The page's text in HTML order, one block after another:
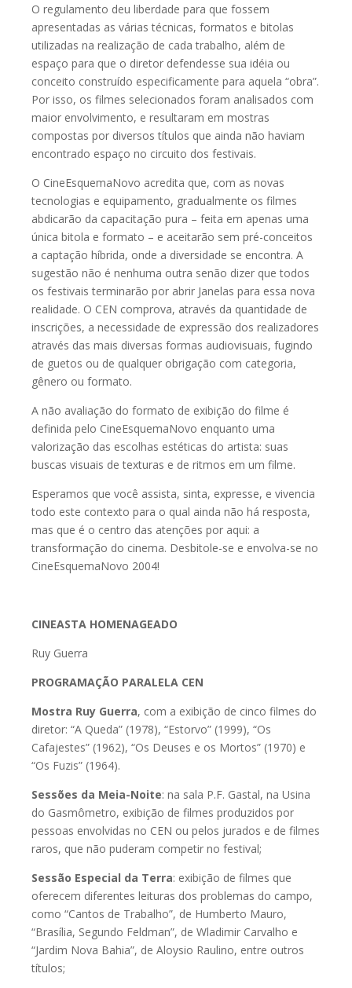
O regulamento deu liberdade para que fossem
apresentadas as várias técnicas, formatos e bitolas
utilizadas na realização de cada trabalho, além de
espaço para que o diretor defendesse sua idéia ou
conceito construído especificamente para aquela “obra”.
Por isso, os filmes selecionados foram analisados com
maior envolvimento, e resultaram em mostras
compostas por diversos títulos que ainda não haviam
encontrado espaço no circuito dos festivais.
O CineEsquemaNovo acredita que, com as novas
tecnologias e equipamento, gradualmente os filmes
abdicarão da capacitação pura – feita em apenas uma
única bitola e formato – e aceitarão sem pré-conceitos
a captação híbrida, onde a diversidade se encontra. A
sugestão não é nenhuma outra senão dizer que todos
os festivais terminarão por abrir Janelas para essa nova
realidade. O CEN comprova, através da quantidade de
inscrições, a necessidade de expressão dos realizadores
através das mais diversas formas audiovisuais, fugindo
de guetos ou de qualquer obrigação com categoria,
gênero ou formato.
A não avaliação do formato de exibição do filme é
definida pelo CineEsquemaNovo enquanto uma
valorização das escolhas estéticas do artista: suas
buscas visuais de texturas e de ritmos em um filme.
Esperamos que você assista, sinta, expresse, e vivencia
todo este contexto para o qual ainda não há resposta,
mas que é o centro das atenções por aqui: a
transformação do cinema. Desbitole-se e envolva-se no
CineEsquemaNovo 2004!
CINEASTA HOMENAGEADO
Ruy Guerra
PROGRAMAÇÃO PARALELA CEN
Mostra Ruy Guerra, com a exibição de cinco filmes do
diretor: “A Queda” (1978), “Estorvo” (1999), “Os
Cafajestes” (1962), “Os Deuses e os Mortos” (1970) e
“Os Fuzis” (1964).
Sessões da Meia-Noite: na sala P.F. Gastal, na Usina
do Gasmômetro, exibição de filmes produzidos por
pessoas envolvidas no CEN ou pelos jurados e de filmes
raros, que não puderam competir no festival;
Sessão Especial da Terra: exibição de filmes que
oferecem diferentes leituras dos problemas do campo,
como “Cantos de Trabalho”, de Humberto Mauro,
“Brasília, Segundo Feldman”, de Wladimir Carvalho e
“Jardim Nova Bahia”, de Aloysio Raulino, entre outros
títulos;